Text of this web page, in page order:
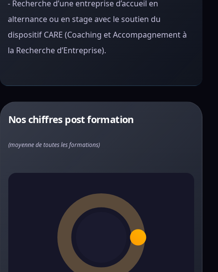
- Recherche d’une entreprise d’accueil en
alternance ou en stage avec le soutien du
dispositif CARE (Coaching et Accompagnement à
la Recherche d’Entreprise).
Nos chiffres post formation
(moyenne de toutes les formations)